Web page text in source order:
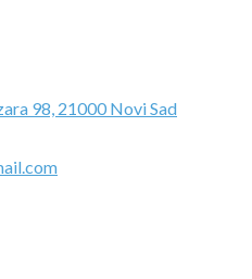
98, 21000 Novi Sad